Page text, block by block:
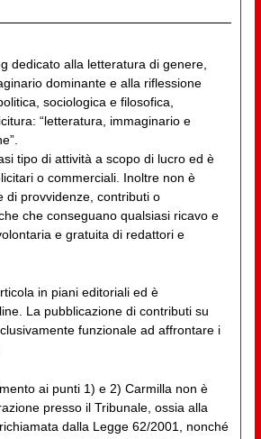
dedicato alla letteratura di genere,
dominante e alla riflessione
sociologica e filosofica,
“letteratura, immaginario e
tipo di attività a scopo di lucro ed è
o commerciali. Inoltre non è
di provvidenze, contributi o
che conseguano qualsiasi ricavo e
e gratuita di redattori e
in piani editoriali ed è
La pubblicazione di contributi su
funzionale ad affrontare i
ai punti 1) e 2) Carmilla non è
presso il Tribunale, ossia alla
dalla Legge 62/2001, nonché